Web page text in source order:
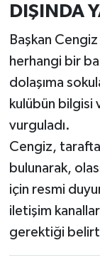
DIŞINDA
Başkan
herhangi bir
dolaşıma
kulübün bilgisi
vurguladı.
Cengiz,
bulunarak,
için resmi
iletişim
gerektiği